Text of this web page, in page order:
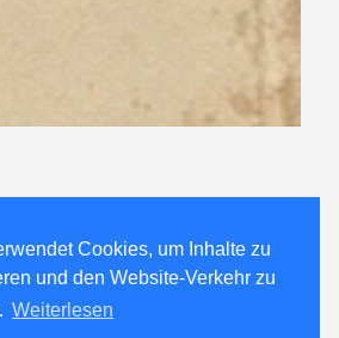
Cookies, um Inhalte zu
und den Website-Verkehr zu
Weiterlesen